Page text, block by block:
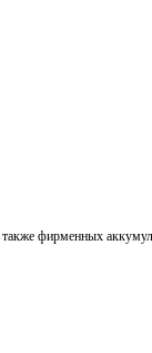
фирменных